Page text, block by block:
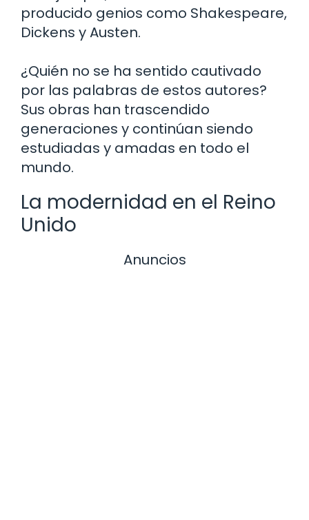
producido genios como Shakespeare,
Dickens y Austen.
¿Quién no se ha sentido cautivado
por las palabras de estos autores?
Sus obras han trascendido
generaciones y continúan siendo
estudiadas y amadas en todo el
mundo.
La modernidad en el Reino
Unido
Anuncios